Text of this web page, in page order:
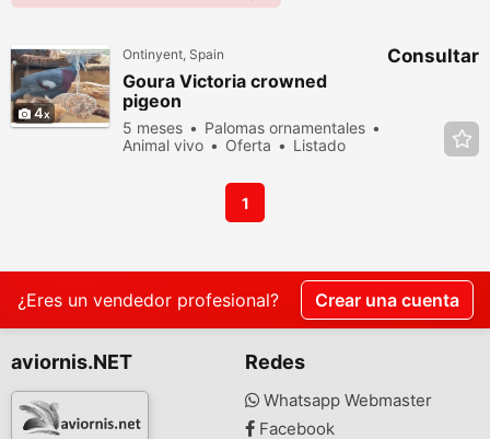
4
Ontinyent, Spain
Goura Victoria crowned
pigeon
5 meses
Palomas ornamentales
Animal vivo
Oferta
Listado
Consultar
1
¿Eres un vendedor profesional? Crear una cuenta
aviornis.NET Redes
Whatsapp Webmaster
Facebook